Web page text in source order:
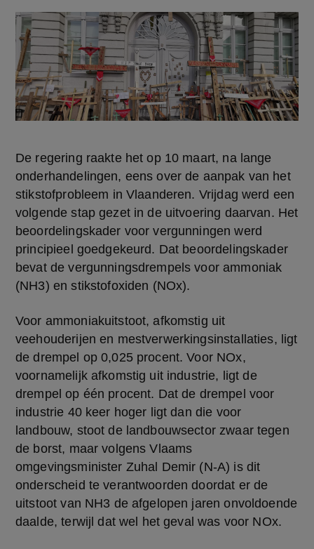
De regering raakte het op 10 maart, na lange
onderhandelingen, eens over de aanpak van het
stikstofprobleem in Vlaanderen. Vrijdag werd een
volgende stap gezet in de uitvoering daarvan. Het
beoordelingskader voor vergunningen werd
principieel goedgekeurd. Dat beoordelingskader
bevat de vergunningsdrempels voor ammoniak
(NH3) en stikstofoxiden (NOx).
Voor ammoniakuitstoot, afkomstig uit
veehouderijen en mestverwerkingsinstallaties, ligt
de drempel op 0,025 procent. Voor NOx,
voornamelijk afkomstig uit industrie, ligt de
drempel op één procent. Dat de drempel voor
industrie 40 keer hoger ligt dan die voor
landbouw, stoot de landbouwsector zwaar tegen
de borst, maar volgens Vlaams
omgevingsminister Zuhal Demir (N-A) is dit
onderscheid te verantwoorden doordat er de
uitstoot van NH3 de afgelopen jaren onvoldoende
daalde, terwijl dat wel het geval was voor NOx.